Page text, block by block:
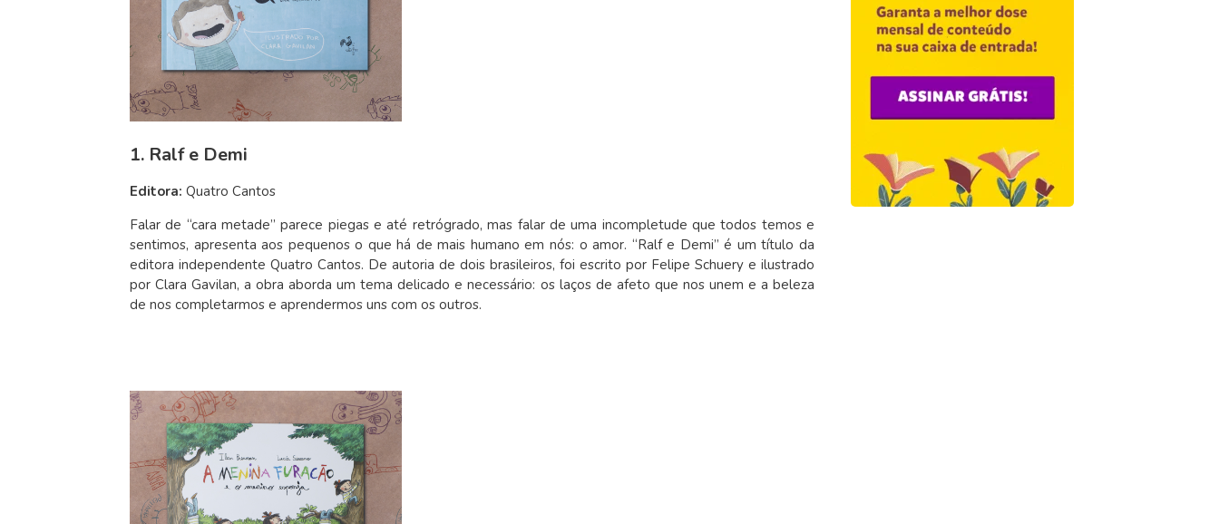
1. Ralf e Demi
Editora: Quatro Cantos
Falar de “cara metade” parece piegas e até retrógrado, mas falar de uma incompletude que todos temos e
sentimos, apresenta aos pequenos o que há de mais humano em nós: o amor. “Ralf e Demi” é um título da
editora independente Quatro Cantos. De autoria de dois brasileiros, foi escrito por Felipe Schuery e ilustrado
por Clara Gavilan, a obra aborda um tema delicado e necessário: os laços de afeto que nos unem e a beleza
de nos completarmos e aprendermos uns com os outros.